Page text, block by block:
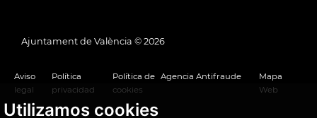
Utilizamos cookies
Ajuntament de València © 2026
Aviso
legal
Política
privacidad
Política de
cookies
Agencia Antifraude
Mapa
Web